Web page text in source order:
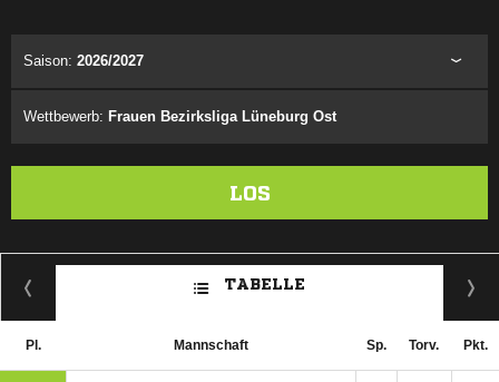
Saison: 2026/2027
Wettbewerb: Frauen Bezirksliga Lüneburg Ost
LOS
TABELLE
Pl. Mannschaft Sp. Torv. Pkt.